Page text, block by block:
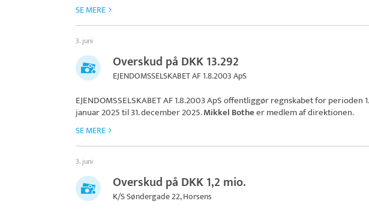
SE MERE
3. juni
Overskud på DKK 13.292
EJENDOMSSELSKABET AF 1.8.2003 ApS
EJENDOMSSELSKABET AF 1.8.2003 ApSoffentliggør regnskabet for perioden 1.
januar 2025 til 31. december 2025.Mikkel Botheer medlem af direktionen.
SE MERE
3. juni
Overskud på DKK 1,2 mio.
K/S Søndergade 22, Horsens